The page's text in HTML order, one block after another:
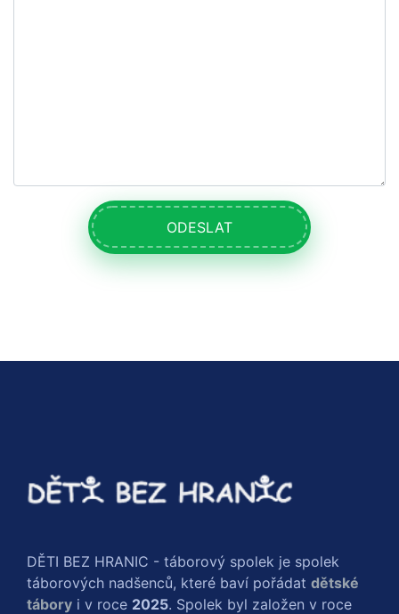
ODESLAT
DĚTI BEZ HRANIC - táborový spolek je spolek
táborových nadšenců, které baví pořádat dětské
tábory i v roce 2025. Spolek byl založen v roce